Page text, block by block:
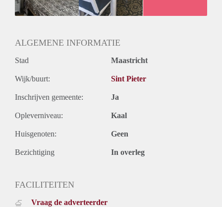
Huurprijs is € 650,00 p.m. inclusief: g, e, w en internet, all-
inclusive!
werkend persoon. 1-persoons woonruimte.
ALGEMENE INFORMATIE
Stad Maastricht
Wijk/buurt: Sint Pieter
Inschrijven gemeente: Ja
Opleverniveau: Kaal
Huisgenoten: Geen
Bezichtiging In overleg
FACILITEITEN
Vraag de adverteerder